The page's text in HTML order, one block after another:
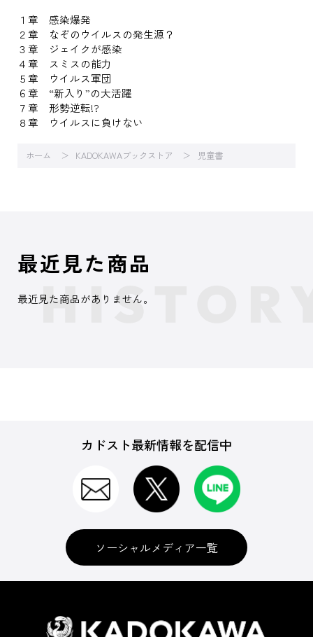
１章 感染爆発
２章 なぞのウイルスの発生源？
３章 ジェイクが感染
４章 スミスの能力
５章 ウイルス軍団
６章 “新入り”の大活躍
７章 形勢逆転!?
８章 ウイルスに負けない
ホーム KADOKAWAブックストア 児童書
最近見た商品
最近見た商品がありません。
カドスト最新情報を配信中
ソーシャルメディア一覧